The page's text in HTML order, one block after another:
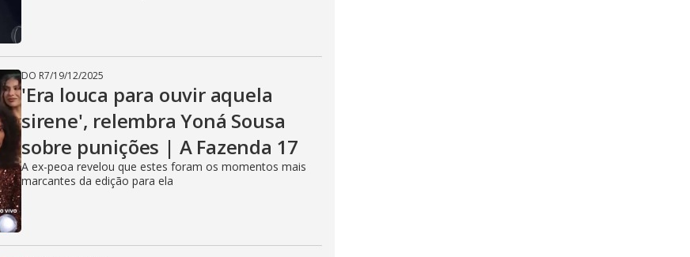
DO R7/19/12/2025
'Era louca para ouvir aquela
sirene', relembra Yoná Sousa
sobre punições | A Fazenda 17
A ex-peoa revelou que estes foram os momentos mais
marcantes da edição para ela